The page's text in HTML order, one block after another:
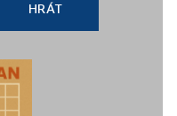
HRÁT